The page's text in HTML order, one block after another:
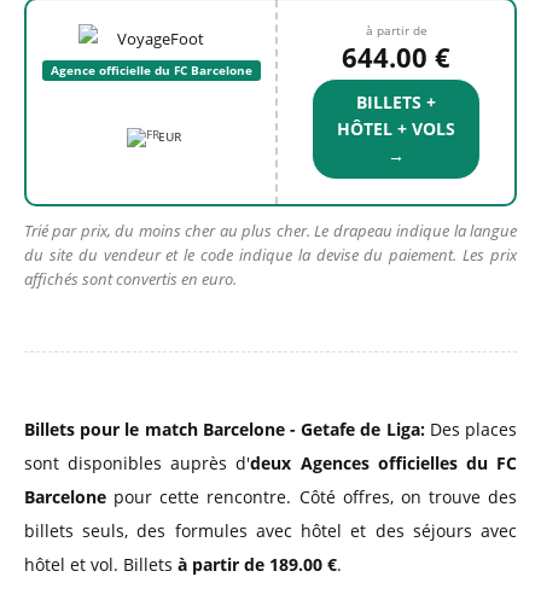
Agence officielle du FC Barcelone
EUR
à partir de
644.00 €
BILLETS +
HÔTEL + VOLS
→
Trié par prix, du moins cher au plus cher. Le drapeau indique la langue
du site du vendeur et le code indique la devise du paiement. Les prix
affichés sont convertis en euro.
Billets pour le match Barcelone - Getafe de Liga:Des places
sont disponibles auprès d'deux Agences officielles du FC
Barcelone pour cette rencontre. Côté offres, on trouve des
billets seuls, des formules avec hôtel et des séjours avec
hôtel et vol. Billets à partir de 189.00 €.